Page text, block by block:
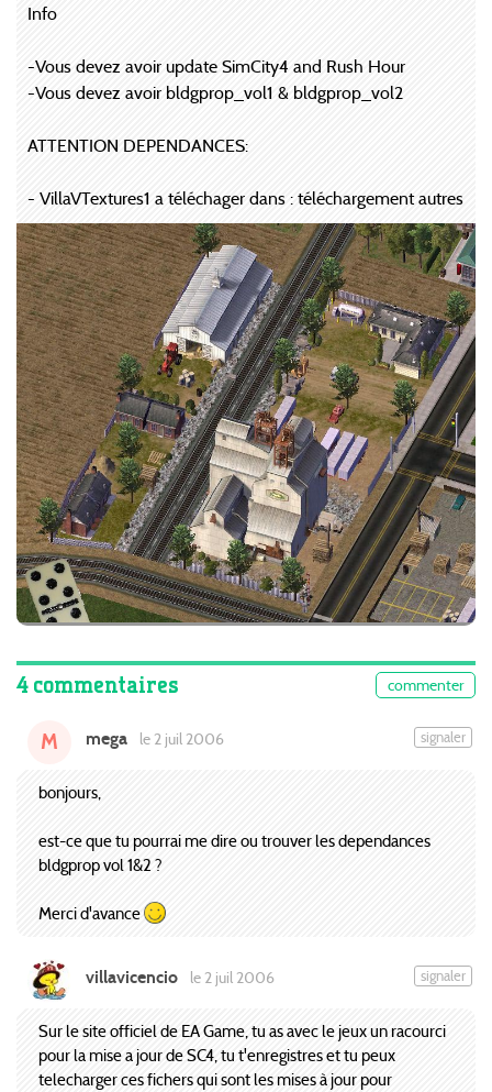
Info
-Vous devez avoir update SimCity4 and Rush Hour
-Vous devez avoir bldgprop_vol1 & bldgprop_vol2
ATTENTION DEPENDANCES:
- VillaVTextures1 a téléchager dans : téléchargement autres
4 commentaires commenter
M mega le 2 juil 2006 signaler
bonjours,
est-ce que tu pourrai me dire ou trouver les dependances
bldgprop vol 1&2 ?
Merci d'avance
villavicencio le 2 juil 2006 signaler
Sur le site officiel de EA Game, tu as avec le jeux un racourci
pour la mise a jour de SC4, tu t'enregistres et tu peux
telecharger ces fichers qui sont les mises à jour pour